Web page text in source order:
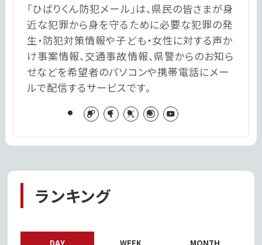
「ひばりくん防犯メール」は、県民の皆さまが身
近な犯罪から身を守るために必要な犯罪の発
生・防犯対策情報や子ども・女性に対する声か
け事案情報、交通事故情報、県警からのお知ら
せなどを希望者のパソコンや携帯電話にメー
ルで配信するサービスです。
ランキング